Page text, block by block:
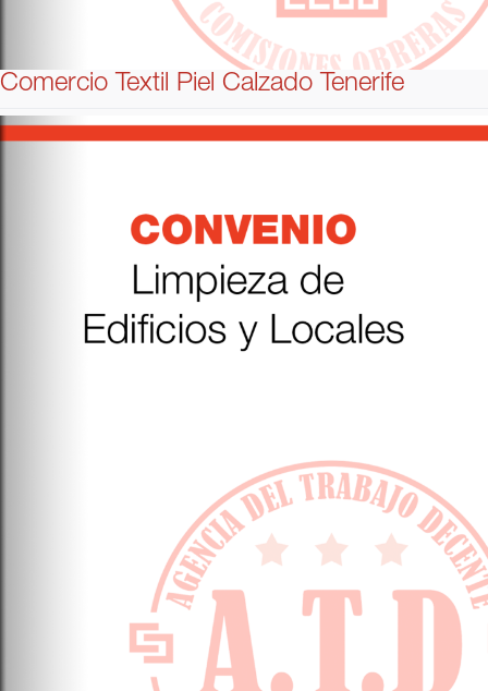
Comercio Textil Piel Calzado Tenerife